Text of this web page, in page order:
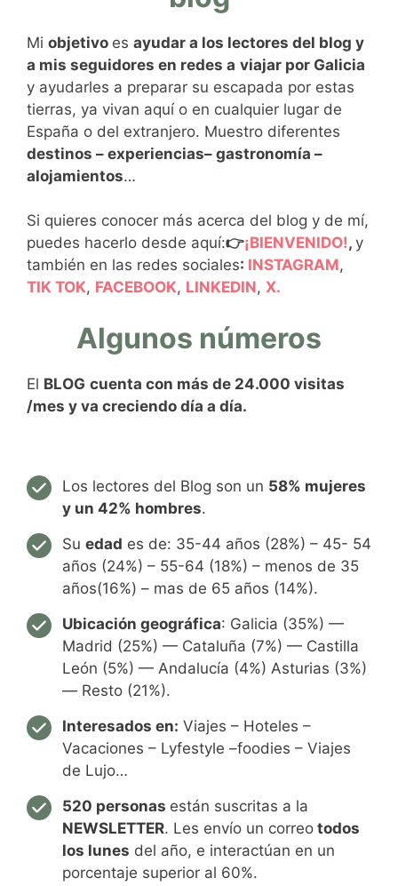
Mi objetivo es ayudar a los lectores del blog y
a mis seguidores en redes a viajar por Galicia
y ayudarles a preparar su escapada por estas
tierras, ya vivan aquí o en cualquier lugar de
España o del extranjero. Muestro diferentes
destinos – experiencias– gastronomía –
alojamientos…
Si quieres conocer más acerca del blog y de mí,
puedes hacerlo desde aquí:👉¡BIENVENIDO!, y
también en las redes sociales: INSTAGRAM,
TIK TOK, FACEBOOK, LINKEDIN, X.
Algunos números
El BLOG cuenta con más de 24.000 visitas
/mes y va creciendo día a día.
Los lectores del Blog son un 58% mujeres
y un 42% hombres.
Su edad es de: 35-44 años (28%) – 45- 54
años (24%) – 55-64 (18%) – menos de 35
años(16%) – mas de 65 años (14%).
Ubicación geográfica: Galicia (35%) —
Madrid (25%) — Cataluña (7%) — Castilla
León (5%) — Andalucía (4%) Asturias (3%)
— Resto (21%).
Interesados en: Viajes – Hoteles –
Vacaciones – Lyfestyle –foodies – Viajes
de Lujo…
520 personas están suscritas a la
NEWSLETTER. Les envío un correo todos
los lunes del año, e interactúan en un
porcentaje superior al 60%.